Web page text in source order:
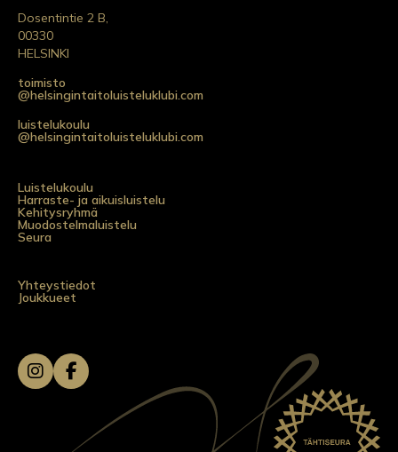
Dosentintie 2 B,
00330
HELSINKI
toimisto
@helsingintaitoluisteluklubi.com
luistelukoulu
@helsingintaitoluisteluklubi.com
Luistelukoulu
Harraste- ja aikuisluistelu
Kehitysryhmä
Muodostelmaluistelu
Seura
Yhteystiedot
Joukkueet